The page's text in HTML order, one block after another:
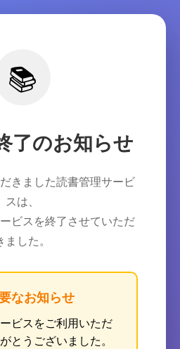
📚
了のお知らせ
きました読書管理サービ
スは、
ビスを終了させていただ
ました。
なお知らせ
ビスをご利用いただ
とうございました。